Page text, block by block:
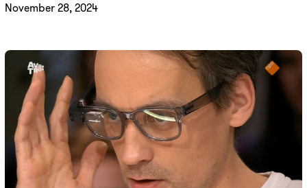
November 28, 2024